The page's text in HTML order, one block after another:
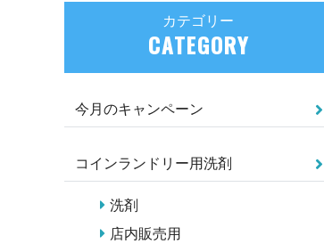
カテゴリー
CATEGORY
今月のキャンペーン
コインランドリー用洗剤
洗剤
店内販売用